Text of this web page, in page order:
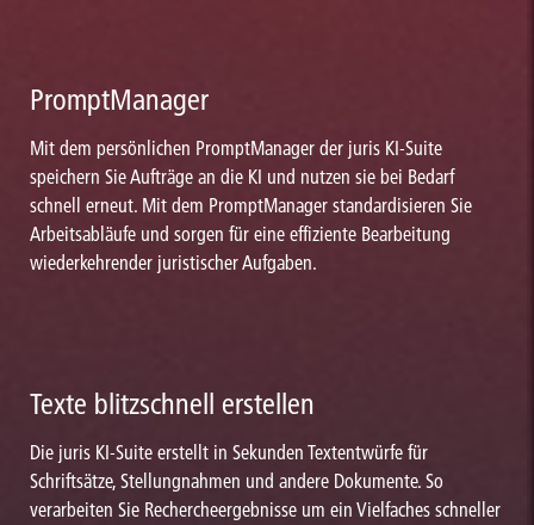
PromptManager
Mit dem persönlichen PromptManager der juris KI-Suite
speichern Sie Aufträge an die KI und nutzen sie bei Bedarf
schnell erneut. Mit dem PromptManager standardisieren Sie
Arbeitsabläufe und sorgen für eine effiziente Bearbeitung
wiederkehrender juristischer Aufgaben.
Texte blitzschnell erstellen
Die juris KI-Suite erstellt in Sekunden Textentwürfe für
Schriftsätze, Stellungnahmen und andere Dokumente. So
verarbeiten Sie Rechercheergebnisse um ein Vielfaches schneller